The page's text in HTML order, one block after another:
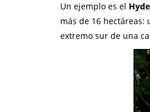
Un ejemplo es el
más de 16 hectáreas:
extremo sur de una